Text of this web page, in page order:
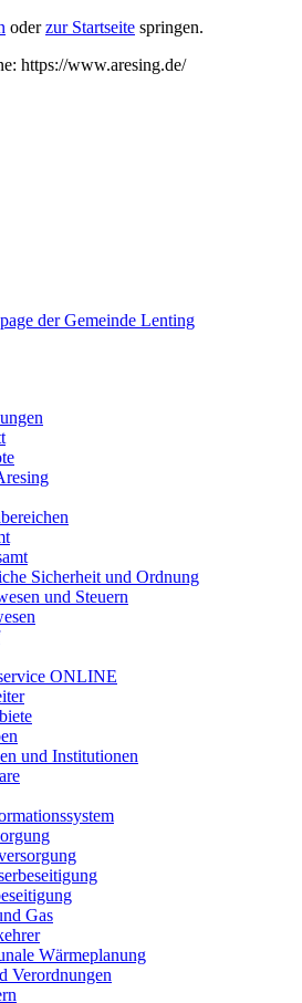
oderzur Startseite springen.
https://www.aresing.de/
Sicherheit und Ordnung
und Steuern
ONLINE
und Institutionen
Gas
Wärmeplanung
Verordnungen